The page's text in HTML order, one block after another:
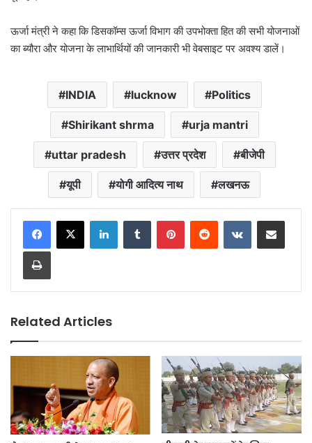
ऊर्जा मंत्री ने कहा कि डिसकॉम्स ऊर्जा विभाग की उपभोक्ता हित की सभी योजनाओं
का ब्यौरा और योजना के लाभार्थियों की जानकारी भी वेबसाइट पर अवश्य डालें।
INDIA lucknow Politics
Shirikant shrma urja mantri
uttar pradesh उत्तर प्रदेश बीजेपी
यूपी योगी आदित्य नाथ लखनऊ
LinkedInTumblr PinterestReddit VKontakteShare via Email
Print
Related Articles